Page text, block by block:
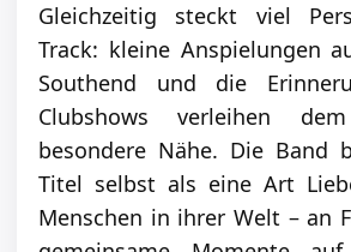
Gleichzeitig steckt viel
Track: kleine Anspielungen
Southend und die
Clubshows verleihen
besondere Nähe. Die Band
Titel selbst als eine Art
Menschen in ihrer Welt – an